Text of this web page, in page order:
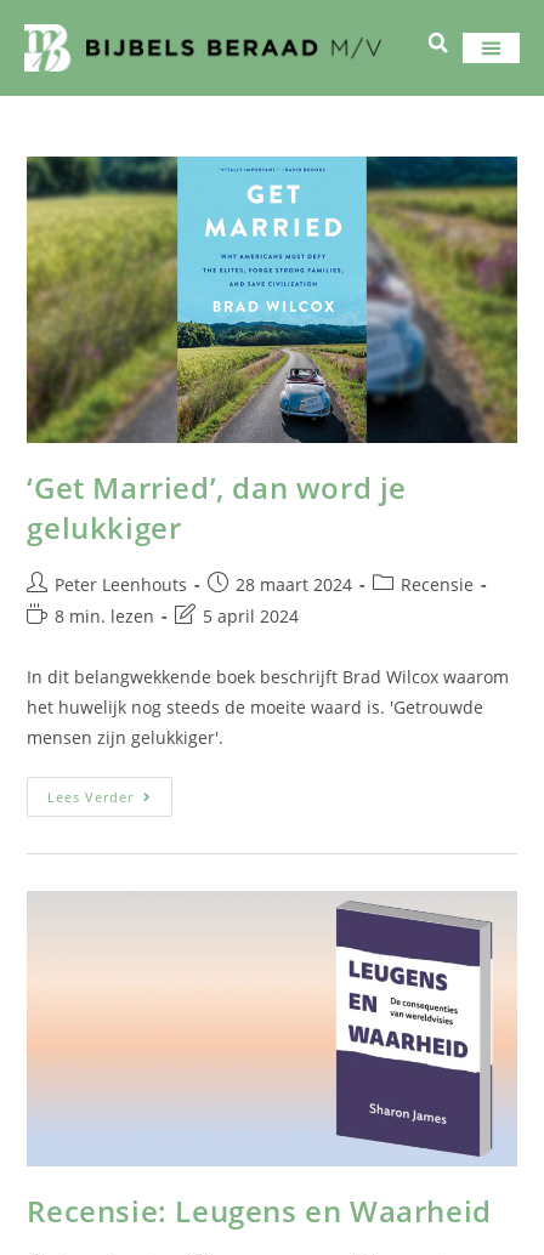
‘Get Married’, dan word je
gelukkiger
Peter Leenhouts 28 maart 2024
Recensie
8 min. lezen
5 april 2024
In dit belangwekkende boek beschrijft Brad Wilcox waarom
het huwelijk nog steeds de moeite waard is. 'Getrouwde
mensen zijn gelukkiger'.
Lees Verder
Recensie: Leugens en Waarheid